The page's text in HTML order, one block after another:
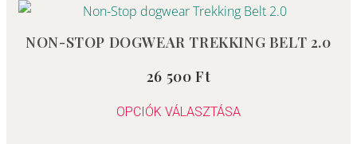
NON-STOP DOGWEAR TREKKING BELT 2.0
26 500 Ft
OPCIÓK VÁLASZTÁSA
Ennek
van.